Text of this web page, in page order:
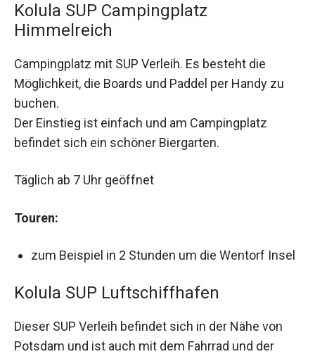
Kolula SUP Campingplatz
Himmelreich
Campingplatz mit SUP Verleih. Es besteht die
Möglichkeit, die Boards und Paddel per Handy zu
buchen.
Der Einstieg ist einfach und am Campingplatz
befindet sich ein schöner Biergarten.
Täglich ab 7 Uhr geöffnet
Touren:
zum Beispiel in 2 Stunden um die Wentorf Insel
Kolula SUP Luftschiffhafen
Dieser SUP Verleih befindet sich in der Nähe von
Potsdam und ist auch mit dem Fahrrad und der